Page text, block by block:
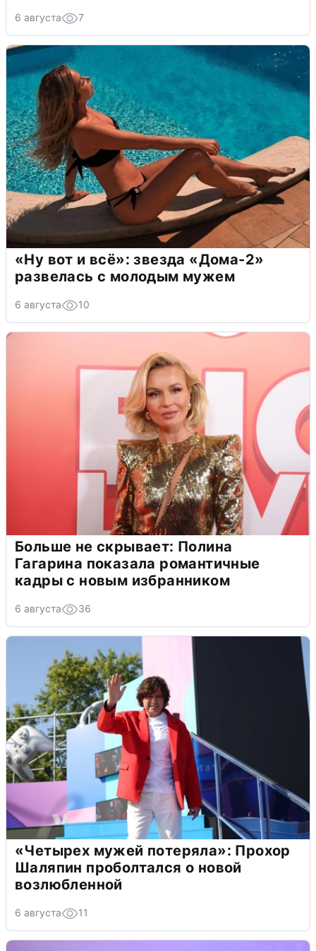
6 августа 7
«Ну вот и всё»: звезда «Дома-2»
развелась с молодым мужем
6 августа 10
Больше не скрывает: Полина
Гагарина показала романтичные
кадры с новым избранником
6 августа 36
«Четырех мужей потеряла»: Прохор
Шаляпин проболтался о новой
возлюбленной
6 августа 11